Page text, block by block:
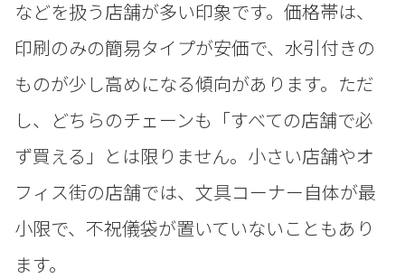
などを扱う店舗が多い印象です。価格帯は、
印刷のみの簡易タイプが安価で、水引付きの
ものが少し高めになる傾向があります。ただ
し、どちらのチェーンも「すべての店舗で必
ず買える」とは限りません。小さい店舗やオ
フィス街の店舗では、文具コーナー自体が最
小限で、不祝儀袋が置いていないこともあり
ます。